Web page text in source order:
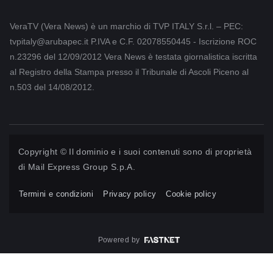
VeraTV (Vera News) è un marchio di TVP ITALY S.r.l. – PEC:
tvpitaly@arubapec.it P.IVA e C.F. 02078550445 - Iscrizione ROC
n.23296 del 12/09/2012 Vera News è testata giornalistica iscritta
al Registro della Stampa presso il Tribunale di Ascoli Piceno al
n.503 del 14/08/2012.
Copyright © Il dominio e i suoi contenuti sono di proprietà
di Mail Express Group S.p.A.
Termini e condizioni Privacy policy Cookie policy
Powered by